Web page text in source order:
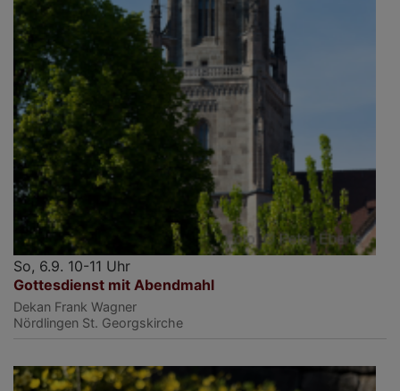
So, 6.9. 10-11 Uhr
Gottesdienst mit Abendmahl
Dekan Frank Wagner
Nördlingen St. Georgskirche